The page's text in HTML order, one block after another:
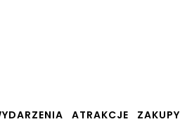
ATRAKCJE ZAKUPY